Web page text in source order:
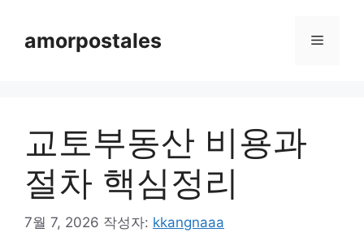
amorpostales 메
교토부동산 비용과
절차 핵심정리
7월 7, 2026 작성자: kkangnaaa